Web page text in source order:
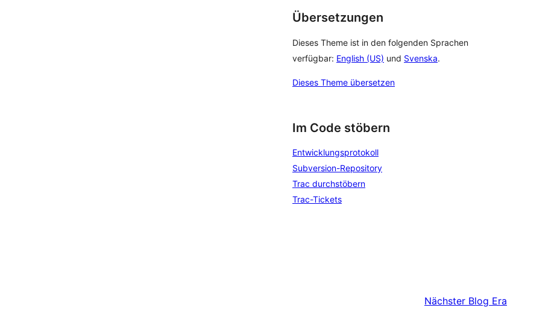
Übersetzungen
Dieses Theme ist in den folgenden Sprachen
verfügbar: English (US) und Svenska.
Dieses Theme übersetzen
Im Code stöbern
Entwicklungsprotokoll
Subversion-Repository
Trac durchstöbern
Trac-Tickets
Nächster Blog Era